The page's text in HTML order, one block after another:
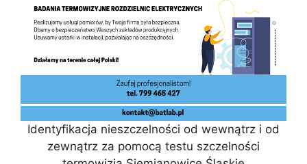
Identyfikacja nieszczelności od wewnątrz i od
zewnątrz za pomocą testu szczelności